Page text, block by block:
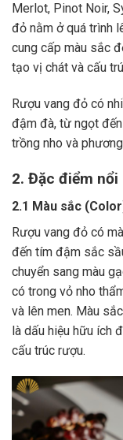
Merlot, Pinot Noir,
đỏ nằm ở quá trình
cung cấp màu sắc
tạo vị chát và cấu
Rượu vang đỏ có
đậm đà, từ ngọt
trồng nho và
2. Đặc điểm
2.1 Màu sắc
Rượu vang đỏ có
đến tím đậm sắc
chuyển sang màu
có trong vỏ nho
và lên men. Màu
là dấu hiệu hữu ích
cấu trúc rượu.